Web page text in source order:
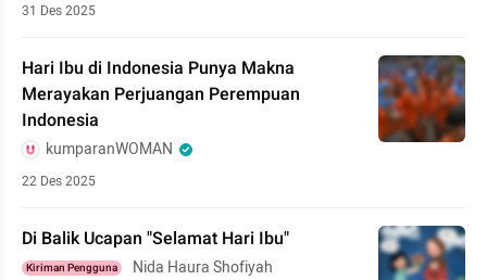
31 Des 2025
Hari Ibu di Indonesia Punya Makna
Merayakan Perjuangan Perempuan
Indonesia
kumparanWOMAN
22 Des 2025
Di Balik Ucapan "Selamat Hari Ibu"
Kiriman Pengguna Nida Haura Shofiyah